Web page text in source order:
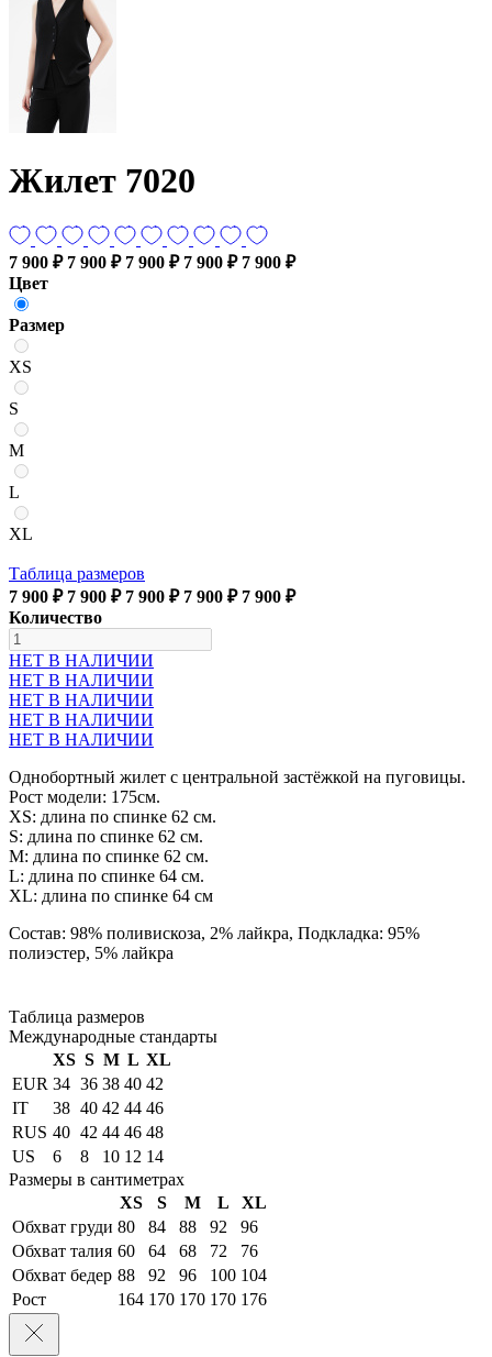
Жилет 7020
7 900 ₽ 7 900 ₽ 7 900 ₽ 7 900 ₽ 7 900 ₽
Цвет
Размер
XS
S
M
L
XL
Таблица размеров
7 900 ₽ 7 900 ₽ 7 900 ₽ 7 900 ₽ 7 900 ₽
Количество
НЕТ В НАЛИЧИИ
НЕТ В НАЛИЧИИ
НЕТ В НАЛИЧИИ
НЕТ В НАЛИЧИИ
НЕТ В НАЛИЧИИ
Однобортный жилет с центральной застёжкой на пуговицы.
Рост модели: 175см.
XS: длина по спинке 62 см.
S: длина по спинке 62 см.
М: длина по спинке 62 см.
L: длина по спинке 64 см.
XL: длина по спинке 64 см
Состав: 98% поливискоза, 2% лайкра, Подкладка: 95%
полиэстер, 5% лайкра
Таблица размеров
Международные стандарты
XS S M L XL
EUR 34 36 38 40 42
IT
38 40 42 44 46
RUS 40 42 44 46 48
US
6 8 10 12 14
Размеры в сантиметрах
XS
S M L
XL
Обхват груди 80 84 88 92
96
Обхват талия 60 64 68 72
76
Обхват бедер 88 92 96 100 104
Рост
164 170 170 170 176